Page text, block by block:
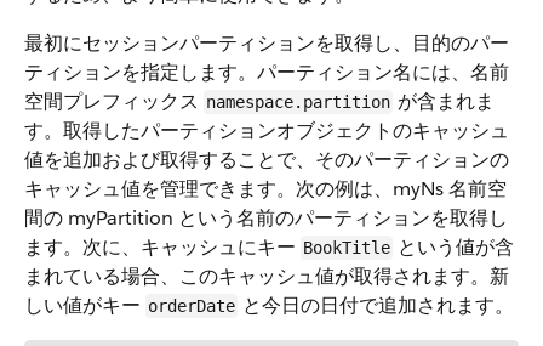
最初にセッションパーティションを取得し、目的のパー
ティションを指定します。パーティション名には、名前
空間プレフィックス namespace.partition が含まれま
す。取得したパーティションオブジェクトのキャッシュ
値を追加および取得することで、そのパーティションの
キャッシュ値を管理できます。次の例は、myNs 名前空
間の myPartition という名前のパーティションを取得し
ます。次に、キャッシュにキー BookTitle という値が含
まれている場合、このキャッシュ値が取得されます。新
しい値がキー orderDate と今日の日付で追加されます。